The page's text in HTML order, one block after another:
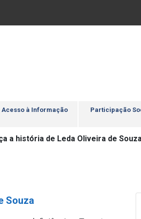
Acesso à Informação Participação
a história de Leda Oliveira de
Souza